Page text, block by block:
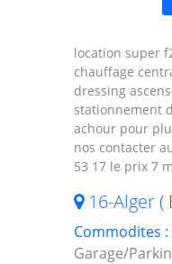
location super
chauffage
dressing
stationnement
achour pour
nos contacter
53 17 le prix 7
16-Alger (
Commodites :
Garage/